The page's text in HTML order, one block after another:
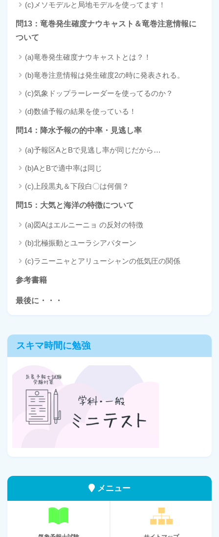
(c)メソモデルと局地モデルを使ってます！
問13：竜巻発生確度ナウキャスト＆竜巻注意情報に
ついて
(a)竜巻発生確度ナウキャストとは？！
(b)竜巻注意情報は発生確度2の時に発表される。
(c)気象ドップラーレーダーを使ってるのか？
(d)数値予報の結果を使っている！
問14：降水予報の的中率・見逃し率
(a)予報区AとBで見逃し率が同じだから…
(b)AとBで適中率は同じ
(c)上段黒丸＆下段白〇は何個？
問15：大気と海洋の特徴について
(a)図Aはエルニーニョ の反対の特徴
(b)北極振動とユーラシアパターン
(c)ラニーニャとアリューシャンの低気圧の関係
参考書籍
最後に・・・
スキマ時間に勉強
メニュー